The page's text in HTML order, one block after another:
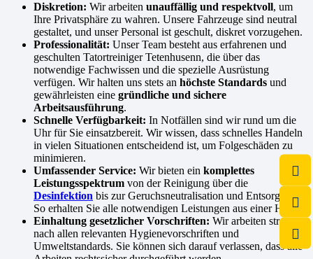
Diskretion: Wir arbeiten unauffällig und respektvoll, um
Ihre Privatsphäre zu wahren. Unsere Fahrzeuge sind neutral
gestaltet, und unser Personal ist geschult, diskret vorzugehen.
Professionalität: Unser Team besteht aus erfahrenen und
geschulten Tatortreiniger Tetenhusenn, die über das
notwendige Fachwissen und die spezielle Ausrüstung
verfügen. Wir halten uns stets an höchste Standards und
gewährleisten eine gründliche und sichere
Arbeitsausführung.
Schnelle Verfügbarkeit: In Notfällen sind wir rund um die
Uhr für Sie einsatzbereit. Wir wissen, dass schnelles Handeln
in vielen Situationen entscheidend ist, um Folgeschäden zu
minimieren.
Umfassender Service: Wir bieten ein komplettes
Leistungsspektrum von der Reinigung über die
Desinfektion bis zur Geruchsneutralisation und Entsorgung.
So erhalten Sie alle notwendigen Leistungen aus einer Hand.
Einhaltung gesetzlicher Vorschriften: Wir arbeiten streng
nach allen relevanten Hygienevorschriften und
Umweltstandards. Sie können sich darauf verlassen, dass alle